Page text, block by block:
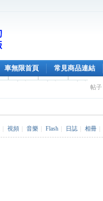
車無限首頁 常見商品連結
帖子
視頻 音樂 Flash 日誌 相冊